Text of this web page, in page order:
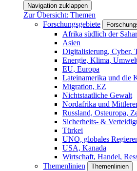
Navigation zuklappen
Zur Übersicht: Themen
Forschungsgebiete
Afrika südlich der
Asien
Digitalisierung, Cyber,
Energie, Klima,
EU, Europa
Lateinamerika und die
Migration, EZ
Nichtstaatliche Gewalt
Nordafrika und
Russland, Osteuropa,
Sicherheits- &
Türkei
UNO, globales
USA, Kanada
Wirtschaft, Handel,
Themenlinien
Themenlinien